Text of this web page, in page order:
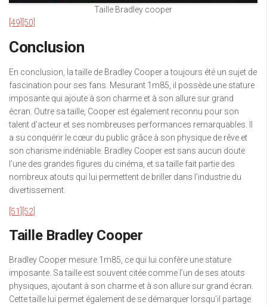
Taille Bradley cooper
[49] [50]
Conclusion
En conclusion, la taille de Bradley Cooper a toujours été un sujet de
fascination pour ses fans. Mesurant 1m85, il possède une stature
imposante qui ajoute à son charme et à son allure sur grand
écran. Outre sa taille, Cooper est également reconnu pour son
talent d’acteur et ses nombreuses performances remarquables. Il
a su conquérir le cœur du public grâce à son physique de rêve et
son charisme indéniable. Bradley Cooper est sans aucun doute
l’une des grandes figures du cinéma, et sa taille fait partie des
nombreux atouts qui lui permettent de briller dans l’industrie du
divertissement.
[51] [52]
Taille Bradley Cooper
Bradley Cooper mesure 1m85, ce qui lui confère une stature
imposante. Sa taille est souvent citée comme l’un de ses atouts
physiques, ajoutant à son charme et à son allure sur grand écran.
Cette taille lui permet également de se démarquer lorsqu’il partage